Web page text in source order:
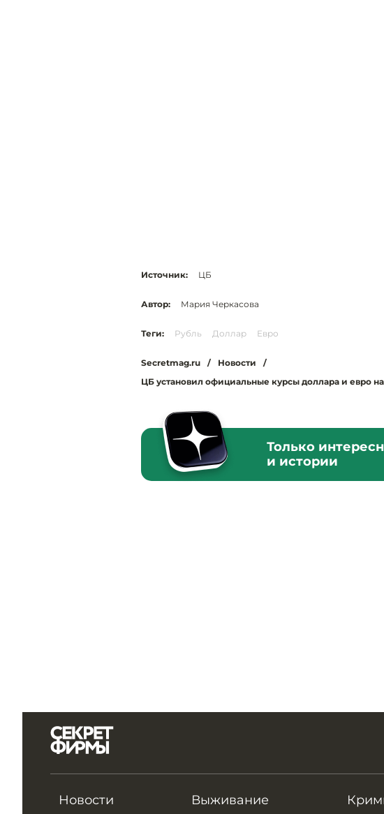
Источник: ЦБ
Автор: Мария Черкасова
Теги: Рубль Доллар Евро
Secretmag.ru / Новости
/
ЦБ установил официальные курсы доллара и евро
Только
и истории
Новости Выживание